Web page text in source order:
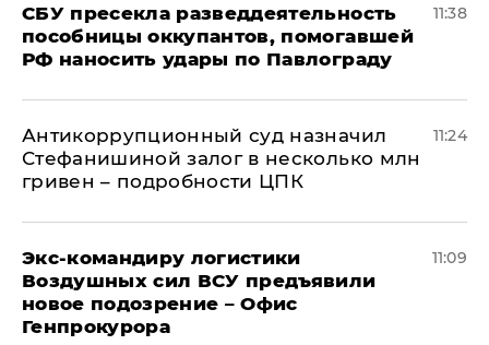
СБУ пресекла разведдеятельность
пособницы оккупантов, помогавшей
РФ наносить удары по Павлограду
11:38
Антикоррупционный суд назначил
Стефанишиной залог в несколько млн
гривен – подробности ЦПК
11:24
Экс-командиру логистики
Воздушных сил ВСУ предъявили
новое подозрение – Офис
Генпрокурора
11:09